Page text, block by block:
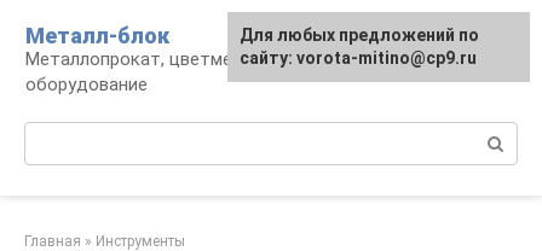
контенту
Металл-блок
Металлопрокат, цветмет, обработка и
оборудование
Главная » Инструменты
Для любых предложений по
сайту: vorota-mitino@cp9.ru